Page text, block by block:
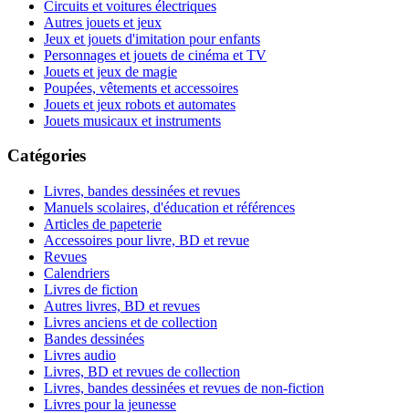
Circuits et voitures électriques
Autres jouets et jeux
Jeux et jouets d'imitation pour enfants
Personnages et jouets de cinéma et TV
Jouets et jeux de magie
Poupées, vêtements et accessoires
Jouets et jeux robots et automates
Jouets musicaux et instruments
Catégories
Livres, bandes dessinées et revues
Manuels scolaires, d'éducation et références
Articles de papeterie
Accessoires pour livre, BD et revue
Revues
Calendriers
Livres de fiction
Autres livres, BD et revues
Livres anciens et de collection
Bandes dessinées
Livres audio
Livres, BD et revues de collection
Livres, bandes dessinées et revues de non-fiction
Livres pour la jeunesse